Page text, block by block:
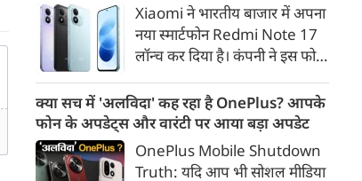
Xiaomi ने भारतीय बाजार में अपना
नया स्मार्टफोन Redmi Note 17
लॉन्च कर दिया है। कंपनी ने इस फोन
डिस्प्ले, 8,000mAh की बड़ी बैटरी
और Qualcomm Snapdragon
चिपसेट के साथ पेश किया है। फोन में
50MP का मेन कैमरा दिया गया है।
क्या सच में 'अलविदा' कह रहा है OnePlus? आपके
फोन के अपडेट्स और वारंटी पर आया बड़ा अपडेट
OnePlus Mobile Shutdown
Truth: यदि आप भी सोशल मीडिया